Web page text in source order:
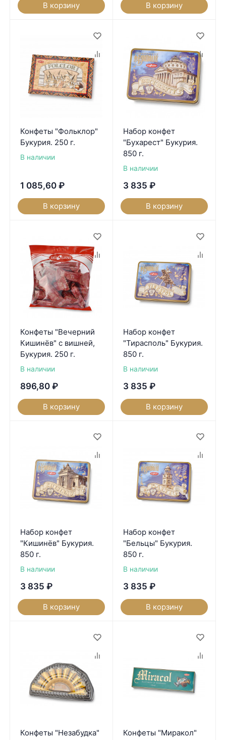
В корзину В корзину
Конфеты "Фольклор"
Букурия. 250 г.
В наличии
1 085,60 ₽
В корзину
Набор конфет
"Бухарест" Букурия.
850 г.
В наличии
3 835 ₽
В корзину
Конфеты "Вечерний
Кишинёв" с вишней,
Букурия. 250 г.
В наличии
896,80 ₽
В корзину
Набор конфет
"Тирасполь" Букурия.
850 г.
В наличии
3 835 ₽
В корзину
Набор конфет
"Кишинёв" Букурия.
850 г.
В наличии
3 835 ₽
В корзину
Набор конфет
"Бельцы" Букурия.
850 г.
В наличии
3 835 ₽
В корзину
Конфеты "Незабудка"
Конфеты "Миракол"